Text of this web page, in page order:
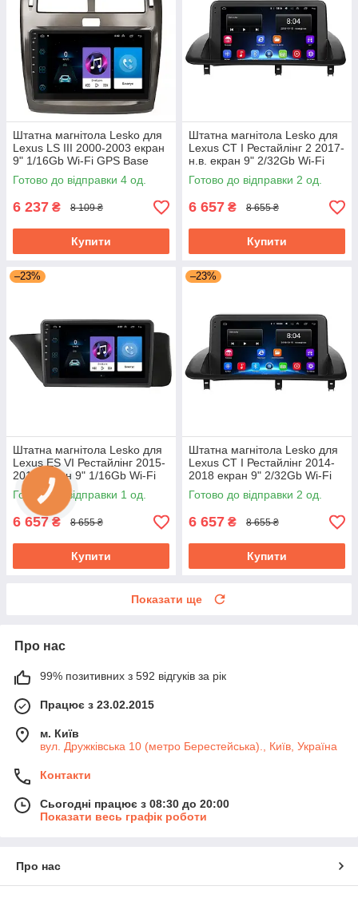
Штатна магнітола Lesko для
Lexus LS III 2000-2003 екран
9" 1/16Gb Wi-Fi GPS Base
Готово до відправки 4 од.
6 237 ₴ 8 109 ₴
Купити
Штатна магнітола Lesko для
Lexus CT I Рестайлінг 2 2017-
н.в. екран 9" 2/32Gb Wi-Fi
GPS Base
Готово до відправки 2 од.
6 657 ₴ 8 655 ₴
Купити
–23%
Штатна магнітола Lesko для
Lexus ES VI Рестайлінг 2015-
2018 екран 9" 1/16Gb Wi-Fi
GPS Base
Готово до відправки 1 од.
6 657 ₴ 8 655 ₴
Купити
–23%
Штатна магнітола Lesko для
Lexus CT I Рестайлінг 2014-
2018 екран 9" 2/32Gb Wi-Fi
GPS Base
Готово до відправки 2 од.
6 657 ₴ 8 655 ₴
Купити
Показати ще
Про нас
99% позитивних з 592 відгуків за рік
Працює з 23.02.2015
м. Київ
вул. Дружківська 10 (метро Берестейська)., Київ, Україна
Контакти
Сьогодні працює з 08:30 до 20:00
Показати весь графік роботи
Про нас